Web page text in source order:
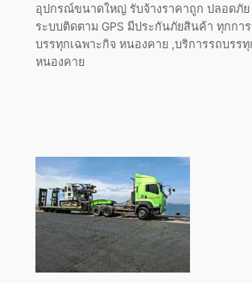
อุปกรณ์ขนาดใหญ่ รับจ้างราคาถูก ปลอดภั
ระบบติดตาม GPS มีประกันภัยสินค้า ทุกกา
บรรทุกเฉพาะกิจ หนองคาย ,บริการรถบรรทุ
หนองคาย